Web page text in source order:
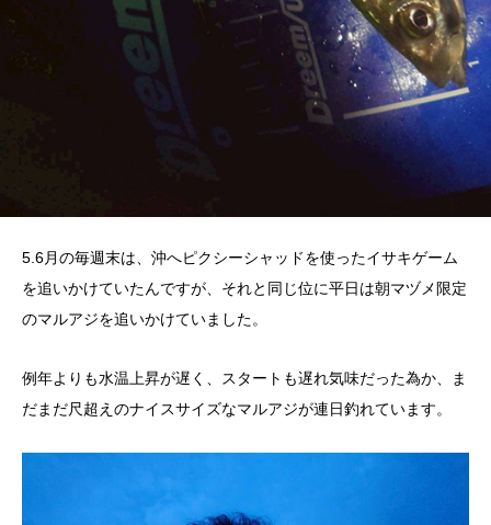
5.6月の毎週末は、沖へピクシーシャッドを使ったイサキゲーム
を追いかけていたんですが、それと同じ位に平日は朝マヅメ限定
のマルアジを追いかけていました。
例年よりも水温上昇が遅く、スタートも遅れ気味だった為か、ま
だまだ尺超えのナイスサイズなマルアジが連日釣れています。